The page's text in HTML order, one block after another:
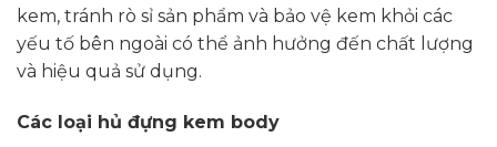
kem, tránh rò sỉ sản phẩm và bảo vệ kem khỏi các
yếu tố bên ngoài có thể ảnh hưởng đến chất lượng
và hiệu quả sử dụng.
Các loại hủ đựng kem body